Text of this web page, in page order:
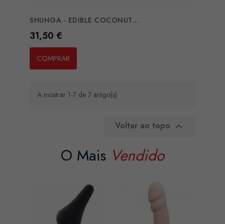
SHUNGA - EDIBLE COCONUT...
Preço
31,50 €
COMPRAR
A mostrar 1-7 de 7 artigo(s)
Voltar ao topo 
O Mais Vendido